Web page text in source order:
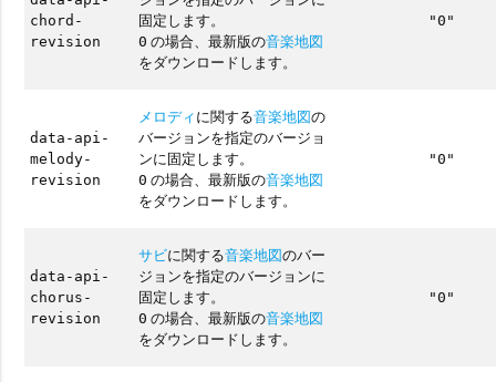
chord-
revision
固定します。
0 の場合、最新版の音楽地図
をダウンロードします。
"0"
data-api-
melody-
revision
メロディに関する音楽地図の
バージョンを指定のバージョ
ンに固定します。
0 の場合、最新版の音楽地図
をダウンロードします。
"0"
data-api-
chorus-
revision
サビに関する音楽地図のバー
ジョンを指定のバージョンに
固定します。
0 の場合、最新版の音楽地図
をダウンロードします。
"0"